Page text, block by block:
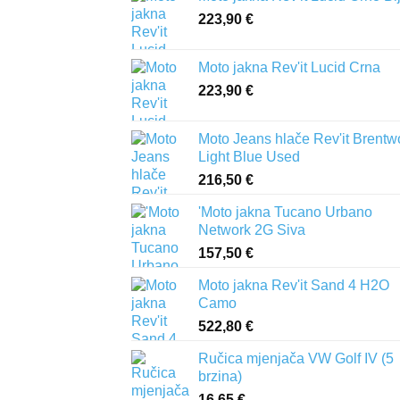
223,90 €
Moto jakna Rev'it Lucid Crna
223,90 €
Moto Jeans hlače Rev'it
Light Blue Used
216,50 €
'Moto jakna Tucano Urbano
Network 2G Siva
157,50 €
Moto jakna Rev'it Sand 4 H2O
Camo
522,80 €
Ručica mjenjača VW Golf IV (5
brzina)